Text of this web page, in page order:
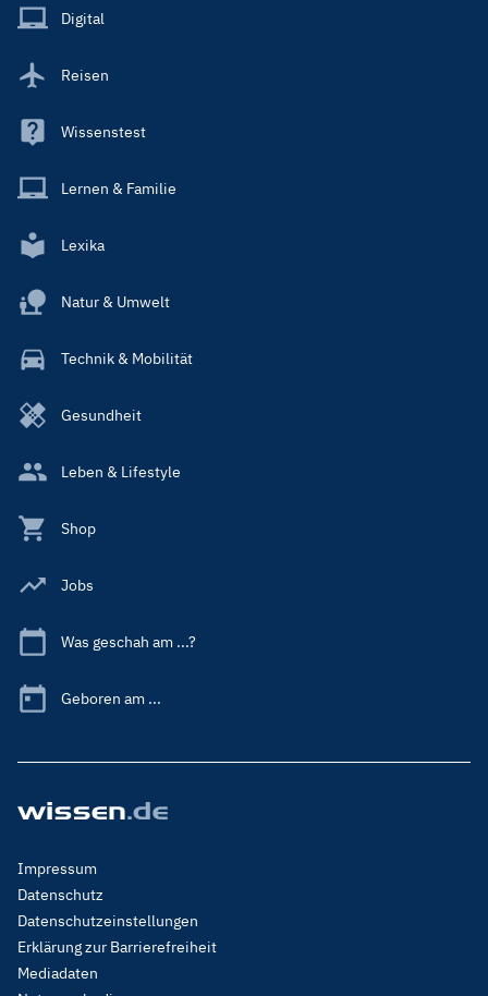
Main
Digital
Reisen
Wissenstest
Lernen & Familie
Lexika
Natur & Umwelt
Technik & Mobilität
Gesundheit
Leben & Lifestyle
Shop
Jobs
Was geschah am ...?
Geboren am ...
Footer
Menu
Legal
Impressum
Datenschutz
Datenschutzeinstellungen
Erklärung zur Barrierefreiheit
Mediadaten